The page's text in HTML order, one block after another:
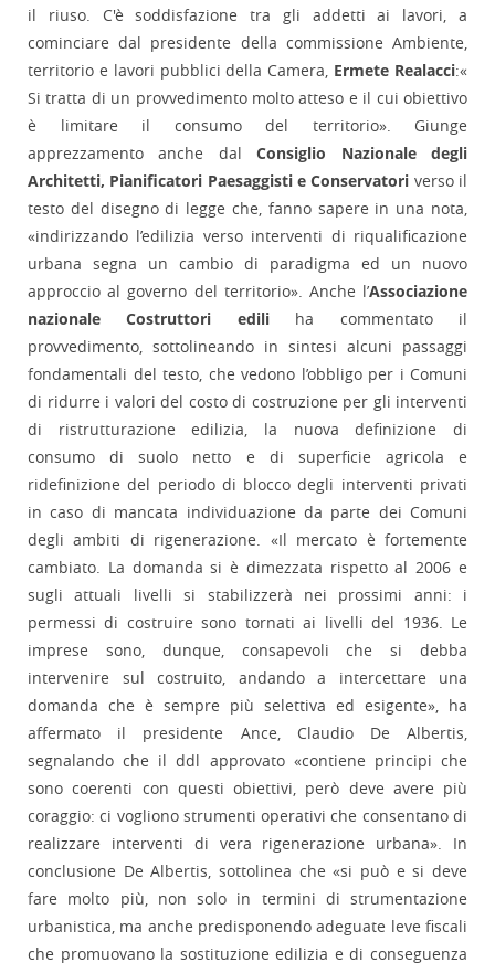
il riuso. C'è soddisfazione tra gli addetti ai lavori, a
cominciare dal presidente della commissione Ambiente,
territorio e lavori pubblici della Camera, Ermete Realacci:«
Si tratta di un provvedimento molto atteso e il cui obiettivo
è limitare il consumo del territorio». Giunge
apprezzamento anche dalConsiglio Nazionale degli
Architetti, Pianificatori Paesaggisti e Conservatori verso il
testo del disegno di legge che, fanno sapere in una nota,
«indirizzando l’edilizia verso interventi di riqualificazione
urbana segna un cambio di paradigma ed un nuovo
approccio al governo del territorio». Anche l’Associazione
nazionale Costruttori ediliha commentato il
provvedimento, sottolineando in sintesi alcuni passaggi
fondamentali del testo, che vedono l’obbligo per i Comuni
di ridurre i valori del costo di costruzione per gli interventi
di ristrutturazione edilizia, la nuova definizione di
consumo di suolo netto e di superficie agricola e
ridefinizione del periodo di blocco degli interventi privati
in caso di mancata individuazione da parte dei Comuni
degli ambiti di rigenerazione. «Il mercato è fortemente
cambiato. La domanda si è dimezzata rispetto al 2006 e
sugli attuali livelli si stabilizzerà nei prossimi anni: i
permessi di costruire sono tornati ai livelli del 1936. Le
imprese sono, dunque, consapevoli che si debba
intervenire sul costruito, andando a intercettare una
domanda che è sempre più selettiva ed esigente», ha
affermato il presidente Ance, Claudio De Albertis,
segnalando che il ddl approvato «contiene principi che
sono coerenti con questi obiettivi, però deve avere più
coraggio: ci vogliono strumenti operativi che consentano di
realizzare interventi di vera rigenerazione urbana». In
conclusione De Albertis, sottolinea che «si può e si deve
fare molto più, non solo in termini di strumentazione
urbanistica, ma anche predisponendo adeguate leve fiscali
che promuovano la sostituzione edilizia e di conseguenza